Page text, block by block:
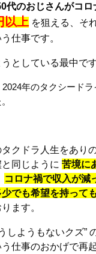
代のおじさんがコロ
以上 を狙える、そ
仕事です。
としている最中です
年のタクシード
クドラ人生をあり
と同じように苦境に
コロナ禍で収入が減
でも希望を持って
ます。
しようもないクズ”
仕事のおかげで再